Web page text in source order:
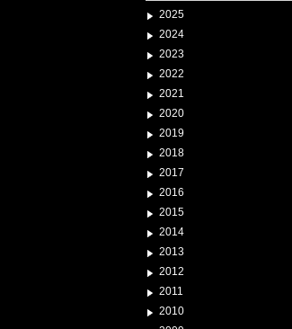
2025
2024
2023
2022
2021
2020
2019
2018
2017
2016
2015
2014
2013
2012
2011
2010